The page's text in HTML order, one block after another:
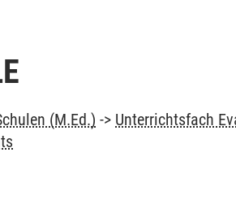
(M.Ed.) -> Unterrichtsfach